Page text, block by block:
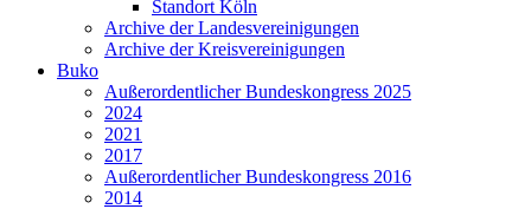
Standort Köln
Archive der Landesvereinigungen
Archive der Kreisvereinigungen
Buko
Außerordentlicher Bundeskongress 2025
2024
2021
2017
Außerordentlicher Bundeskongress 2016
2014